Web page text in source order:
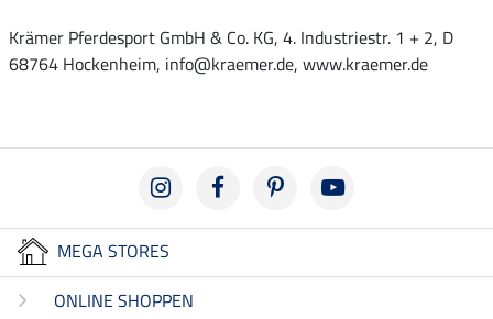
Krämer Pferdesport GmbH & Co. KG, 4. Industriestr. 1 + 2, D
68764 Hockenheim, info@kraemer.de, www.kraemer.de
MEGA STORES
ONLINE SHOPPEN